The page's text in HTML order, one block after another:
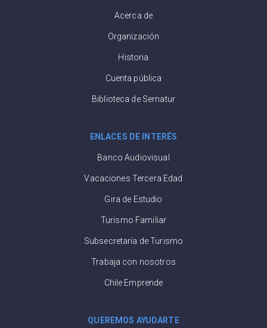
Acerca de
Organización
Historia
Cuenta pública
Biblioteca de Sernatur
ENLACES DE INTERÉS
Banco Audiovisual
Vacaciones Tercera Edad
Gira de Estudio
Turismo Familiar
Subsecretaría de Turismo
Trabaja con nosotros
Chile Emprende
QUEREMOS AYUDARTE